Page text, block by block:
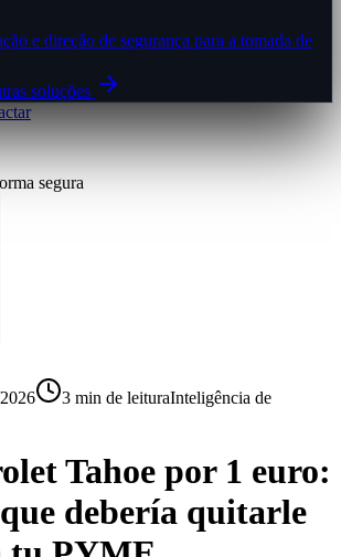
e direção de segurança para a tomada de
soluções
segura
3 min de leituraInteligência de
Tahoe por 1 euro:
debería quitarle